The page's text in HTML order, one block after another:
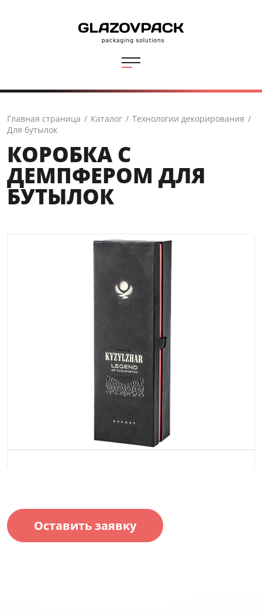
Главная страница / Каталог / Технологии декорирования /
Для бутылок
КОРОБКА С
ДЕМПФЕРОМ ДЛЯ
БУТЫЛОК
Оставить заявку